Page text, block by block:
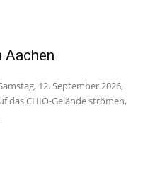
Aachen
12. September 2026,
das CHIO-Gelände strömen,